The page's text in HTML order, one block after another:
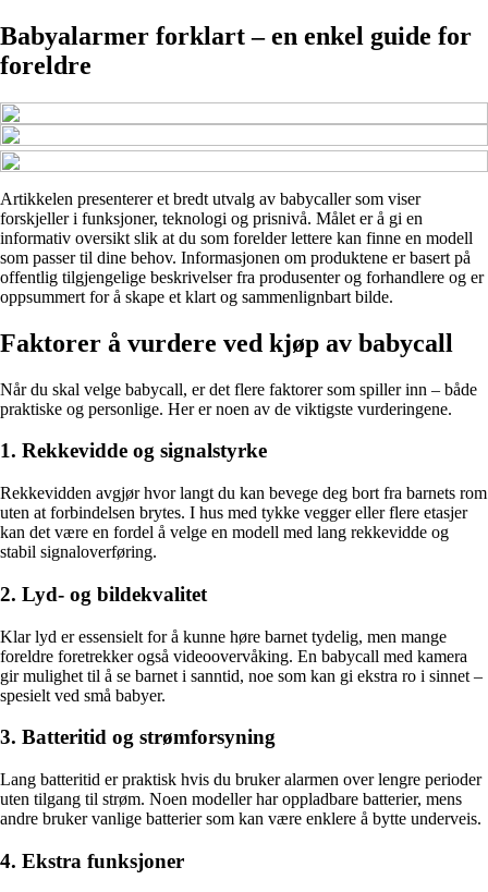
Babyalarmer forklart – en enkel guide for
foreldre
Artikkelen presenterer et bredt utvalg av babycaller som viser
forskjeller i funksjoner, teknologi og prisnivå. Målet er å gi en
informativ oversikt slik at du som forelder lettere kan finne en modell
som passer til dine behov. Informasjonen om produktene er basert på
offentlig tilgjengelige beskrivelser fra produsenter og forhandlere og er
oppsummert for å skape et klart og sammenlignbart bilde.
Faktorer å vurdere ved kjøp av babycall
Når du skal velge babycall, er det flere faktorer som spiller inn – både
praktiske og personlige. Her er noen av de viktigste vurderingene.
1. Rekkevidde og signalstyrke
Rekkevidden avgjør hvor langt du kan bevege deg bort fra barnets rom
uten at forbindelsen brytes. I hus med tykke vegger eller flere etasjer
kan det være en fordel å velge en modell med lang rekkevidde og
stabil signaloverføring.
2. Lyd- og bildekvalitet
Klar lyd er essensielt for å kunne høre barnet tydelig, men mange
foreldre foretrekker også videoovervåking. En babycall med kamera
gir mulighet til å se barnet i sanntid, noe som kan gi ekstra ro i sinnet –
spesielt ved små babyer.
3. Batteritid og strømforsyning
Lang batteritid er praktisk hvis du bruker alarmen over lengre perioder
uten tilgang til strøm. Noen modeller har oppladbare batterier, mens
andre bruker vanlige batterier som kan være enklere å bytte underveis.
4. Ekstra funksjoner